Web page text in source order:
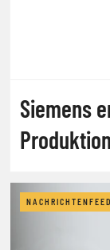
Siemens
NACHRICHTENFEED